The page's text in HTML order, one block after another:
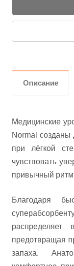
Описание
Медицинские
Normal
при лёгкой
чувствовать
привычный
Благодаря
предотвращая
запаха.